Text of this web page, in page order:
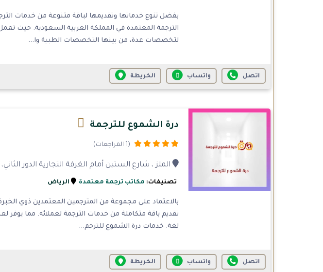
بفضل تنوع خدماتها وتقديمها لباقة متنوعة من خدمات
الترجمة المعتمدة في المملكة العربية السعودية. حيث
لتخصصات عدة، من بينها التخصصات الطبية وا...
اتصل واتساب الخريطة
درة الشموع للترجمة
(1 المراجعات)
الملز ، شارع الستين أمام الغرفة التجارية الدور الثاني، مكتب رقم ٩
تصنيفات: مكاتب ترجمة معتمدة الرياض
بالاعتماد على مجموعة من المترجمين المعتمدين ذوي
لغة. خدمات درة الشموع للترجم...
اتصل واتساب الخريطة